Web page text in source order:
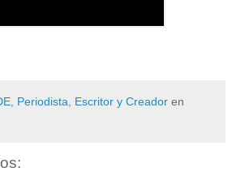
Periodista, Escritor y Creador en